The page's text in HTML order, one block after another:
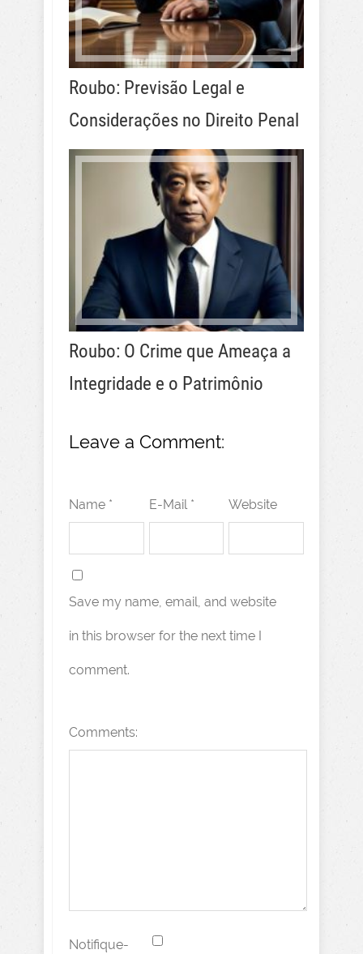
Roubo: Previsão Legal e
Considerações no Direito Penal
Roubo: O Crime que Ameaça a
Integridade e o Patrimônio
Leave a Comment:
Name * E-Mail * Website
Save my name, email, and website
in this browser for the next time I
comment.
Comments:
Notifique-